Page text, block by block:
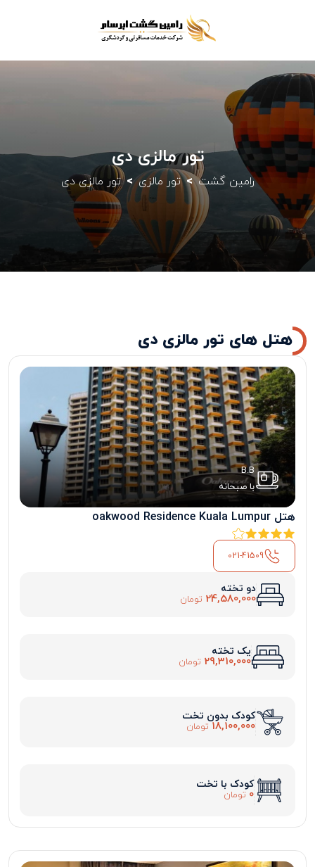
تور مالزی دی
رامین گشت تور مالزی تور مالزی دی
هتل های تور مالزی دی
B.B
با صبحانه
هتل oakwood Residence Kuala Lumpur
021-41509
دو تخته
24,580,000 تومان
یک تخته
29,310,000 تومان
کودک بدون تخت
18,100,000 تومان
کودک با تخت
0 تومان